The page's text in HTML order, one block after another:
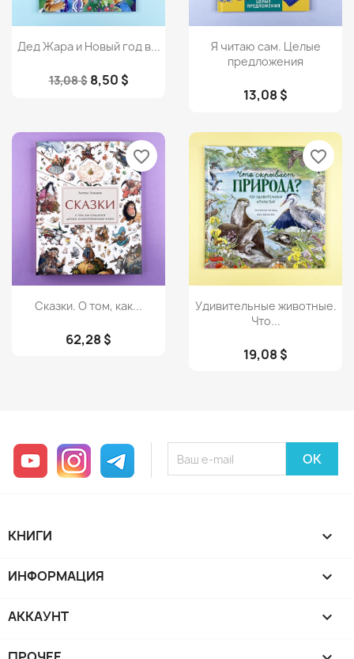
Просмотр
Дед Жара и Новый год в...
13,08 $ 8,50 $
Просмотр
Я читаю сам. Целые
предложения
13,08 $
Просмотр
Сказки. О том, как...
62,28 $
favorite_border
Просмотр
Удивительные животные.
Что...
19,08 $
favorite_border
YouTube InstagramTelegram
КНИГИ 
ИНФОРМАЦИЯ 
АККАУНТ 